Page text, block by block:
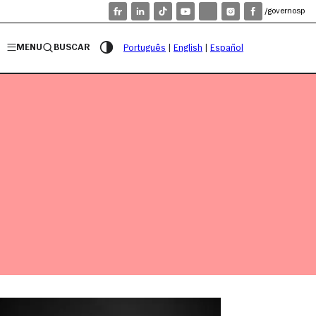
/governosp
MENU BUSCAR Português English Español